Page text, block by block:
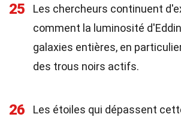
25
Les chercheurs continuent
comment la luminosité
galaxies entières, en
des trous noirs actifs.
26
Les étoiles qui dépassent